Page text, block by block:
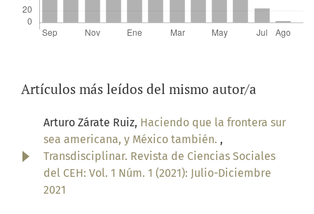
Artículos más leídos del mismo autor/a
Arturo Zárate Ruiz, Haciendo que la frontera sur
sea americana, y México también. ,
Transdisciplinar. Revista de Ciencias Sociales
del CEH: Vol. 1 Núm. 1 (2021): Julio-Diciembre
2021